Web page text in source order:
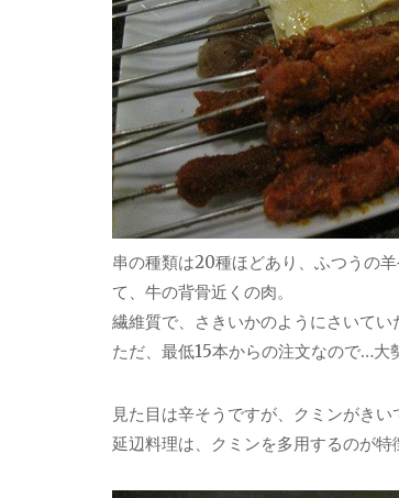
串の種類は20種ほどあり、ふつうの
て、牛の背骨近くの肉。
繊維質で、さきいかのようにさいてい
ただ、最低15本からの注文なので…大
見た目は辛そうですが、クミンがきい
延辺料理は、クミンを多用するのが特